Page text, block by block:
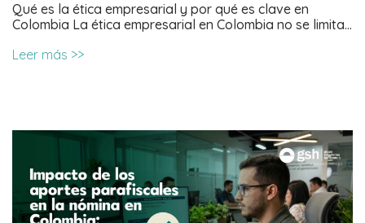
Qué es la ética empresarial y por qué es clave en
Colombia La ética empresarial en Colombia no se limita…
Leer más >>